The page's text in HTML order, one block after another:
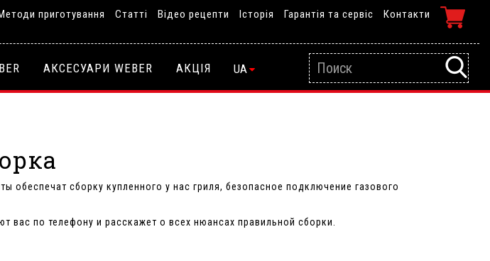
приготування Статті Відео рецепти Історія Гарантія та сервіс Контакти
UA
АКСЕСУАРИ WEBER АКЦІЯ
сборку купленного у нас гриля, безопасное подключение газового
вас по телефону и расскажет о всех нюансах правильной сборки.